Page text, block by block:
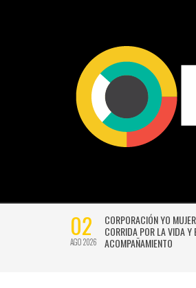
02
AGO 2026
CORPORACIÓN YO
CORRIDA POR LA VIDA Y
ACOMPAÑAMIENTO